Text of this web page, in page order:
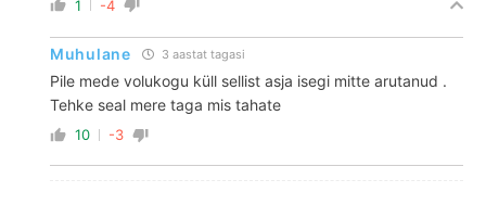
1 -4
Muhulane 3 aastat tagasi
Pile mede volukogu küll sellist asja isegi mitte arutanud .
Tehke seal mere taga mis tahate
10 -3